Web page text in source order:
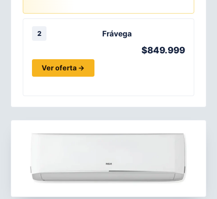
2 Frávega
$849.999
Ver oferta →